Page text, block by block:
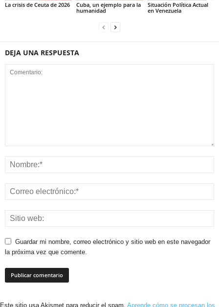
La crisis de Ceuta de 2026
Cuba, un ejemplo para la
humanidad
Situación Política Actual
en Venezuela
DEJA UNA RESPUESTA
Guardar mi nombre, correo electrónico y sitio web en este navegador
la próxima vez que comente.
Este sitio usa Akismet para reducir el spam. Aprende cómo se procesan los